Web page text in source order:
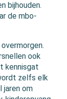
bijhouden.
de mbo-
ook
kennisgat
zelfs elk
jaren om